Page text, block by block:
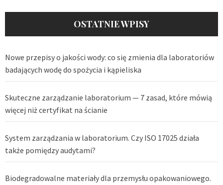
OSTATNIE WPISY
Nowe przepisy o jakości wody: co się zmienia dla laboratoriów
badających wodę do spożycia i kąpieliska
Skuteczne zarządzanie laboratorium — 7 zasad, które mówią
więcej niż certyfikat na ścianie
System zarządzania w laboratorium. Czy ISO 17025 działa
także pomiędzy audytami?
Biodegradowalne materiały dla przemysłu opakowaniowego.